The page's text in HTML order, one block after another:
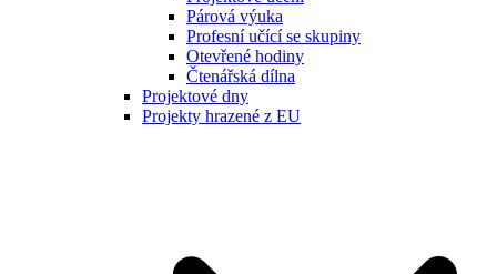
Párová výuka
Profesní učící se skupiny
Otevřené hodiny
Čtenářská dílna
Projektové dny
Projekty hrazené z EU